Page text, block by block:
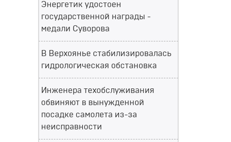
Энергетик удостоен
государственной награды -
медали Суворова
В Верхоянье стабилизировалась
гидрологическая обстановка
Инженера техобслуживания
обвиняют в вынужденной
посадке самолета из-за
неисправности